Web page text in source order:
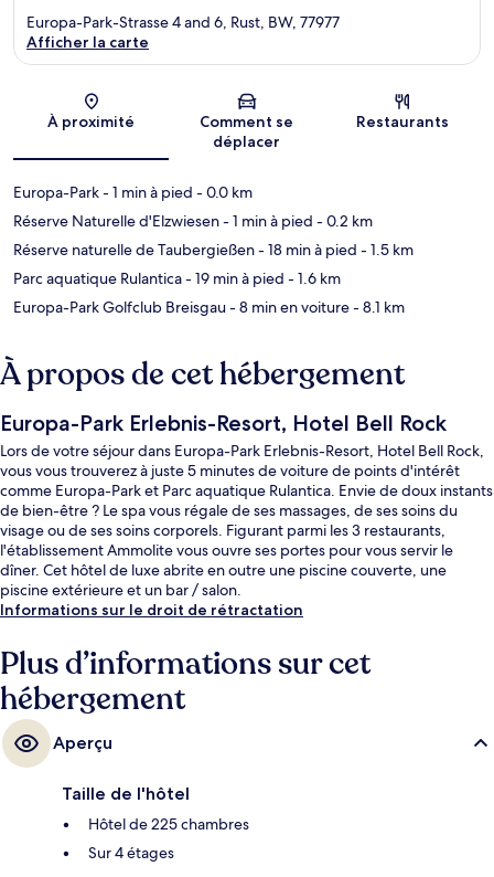
Carte
Europa-Park-Strasse 4 and 6, Rust, BW, 77977
Afficher la carte
À proximité
Comment se
déplacer
Restaurants
Europa-Park- 1 min à pied - 0.0 km
Réserve Naturelle d'Elzwiesen- 1 min à pied - 0.2 km
Réserve naturelle de Taubergießen- 18 min à pied - 1.5 km
Parc aquatique Rulantica- 19 min à pied - 1.6 km
Europa-Park Golfclub Breisgau- 8 min en voiture- 8.1 km
À propos de cet hébergement
Europa-Park Erlebnis-Resort, Hotel Bell Rock
Lors de votre séjour dans Europa-Park Erlebnis-Resort, Hotel Bell Rock,
vous vous trouverez à juste 5 minutes de voiture de points d'intérêt
comme Europa-Park et Parc aquatique Rulantica. Envie de doux instants
de bien-être ? Le spa vous régale de ses massages, de ses soins du
visage ou de ses soins corporels. Figurant parmi les 3 restaurants,
l'établissement Ammolite vous ouvre ses portes pour vous servir le
dîner. Cet hôtel de luxe abrite en outre une piscine couverte, une
piscine extérieure et un bar / salon.
Informations sur le droit de rétractation
Plus d’informations sur cet
hébergement
Aperçu
Taille de l'hôtel
Hôtel de 225 chambres
Sur 4 étages